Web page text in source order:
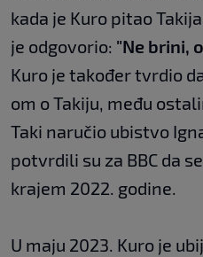
kada je Kuro pitao
je odgovorio: "Ne brini,
Kuro je također tvrdio
om o Takiju, među
Taki naručio ubistvo
potvrdili su za BBC da
krajem 2022. godine.
U maju 2023. Kuro je